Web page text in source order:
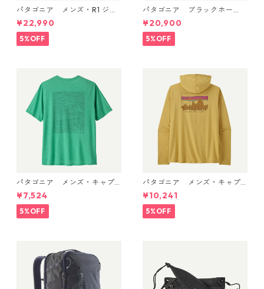
パタゴニア メンズ・R1 ジャ
ケット (カラー Coal Orang
e) Patagonia Men's R1® Flee
ce Jacket 日本正規品 製品
番号 40129
¥22,990
5%OFF
パタゴニア ブラックホー
ル・ダッフル 40L Black w/Bl
ack 49339 日本正規品
¥20,900
5%OFF
パタゴニア メンズ・キャプ
リーン・クール・デイリー・
シャツ（ストラタスパイア）
(カラー Feather Grey) Pat
agonia Men's Capilene® Co
¥7,524
5%OFF
パタゴニア メンズ・キャプ
リーン・クール・デイリー・
フーディ（'73 スカイライン）
(カラー Limestone Yellow - L
ight Limestone Yellow X-Dy
¥10,241
5%OFF